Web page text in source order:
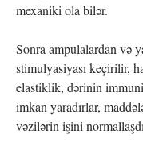
mexaniki ola bilər.
Sonra ampulalardan və
stimulyasiyası keçirilir,
elastiklik, dərinin
imkan yaradırlar,
vəzilərin işini